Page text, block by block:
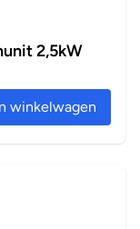
2,5kW
winkelwagen